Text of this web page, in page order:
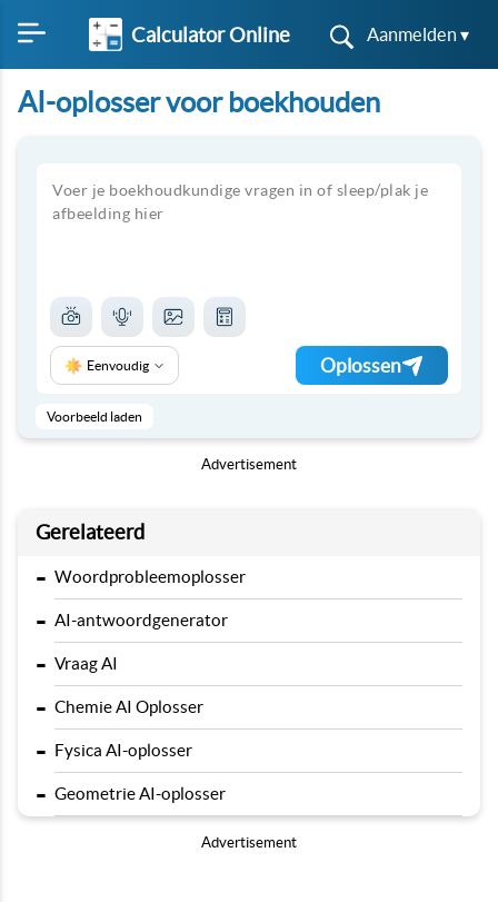
Calculator Online Aanmelden ▾
AI-oplosser voor boekhouden
Eenvoudig Oplossen
Voorbeeld laden
Advertisement
Gerelateerd
- Woordprobleemoplosser
- AI-antwoordgenerator
- Vraag AI
- Chemie AI Oplosser
- Fysica AI-oplosser
- Geometrie AI-oplosser
Advertisement